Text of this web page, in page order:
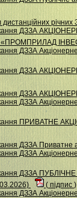
ДЗЗА
ДЗЗА
ДЗЗА
ДЗЗА
ДЗЗА
ДЗЗА Приватне
ДЗЗА
ДЗЗА
( підпис )
ДЗЗА